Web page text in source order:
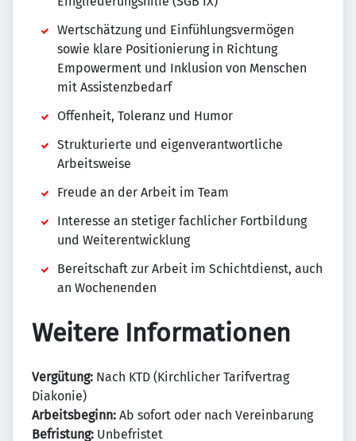
Wertschätzung und Einfühlungsvermögen
sowie klare Positionierung in Richtung
Empowerment und Inklusion von Menschen
mit Assistenzbedarf
Offenheit, Toleranz und Humor
Strukturierte und eigenverantwortliche
Arbeitsweise
Freude an der Arbeit im Team
Interesse an stetiger fachlicher Fortbildung
und Weiterentwicklung
Bereitschaft zur Arbeit im Schichtdienst, auch
an Wochenenden
Weitere Informationen
Vergütung: Nach KTD (Kirchlicher Tarifvertrag
Diakonie)
Arbeitsbeginn: Ab sofort oder nach Vereinbarung
Befristung: Unbefristet